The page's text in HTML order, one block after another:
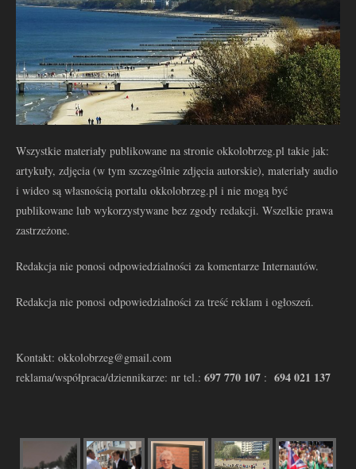
Wszystkie materiały publikowane na stronie okkolobrzeg.pl takie jak:
artykuły, zdjęcia (w tym szczególnie zdjęcia autorskie), materiały audio
i wideo są własnością portalu okkolobrzeg.pl i nie mogą być
publikowane lub wykorzystywane bez zgody redakcji. Wszelkie prawa
zastrzeżone.
Redakcja nie ponosi odpowiedzialności za komentarze Internautów.
Redakcja nie ponosi odpowiedzialności za treść reklam i ogłoszeń.
Kontakt: okkolobrzeg@gmail.com
reklama/współpraca/dziennikarze: nr tel.: 697 770 107 : 694 021 137